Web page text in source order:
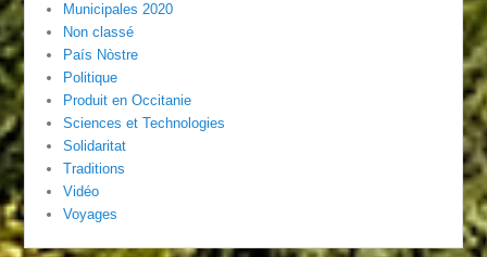
Municipales 2020
Non classé
País Nòstre
Politique
Produit en Occitanie
Sciences et Technologies
Solidaritat
Traditions
Vidéo
Voyages